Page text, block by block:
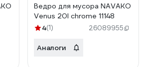
Ведро для мусора NAVAKO
Venus 20l chrome 11148
4(1) 26089955
Аналоги